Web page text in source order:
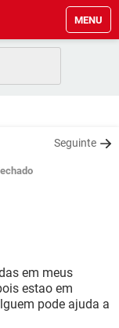
MENU
Seguinte
em meus
estao em
pode ajuda a